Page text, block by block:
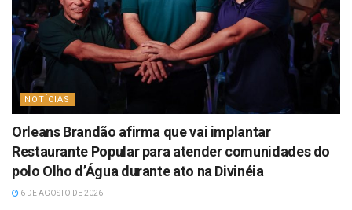
NOTÍCIAS
Orleans Brandão afirma que vai implantar
Restaurante Popular para atender comunidades do
polo Olho d’Água durante ato na Divinéia
6 DE AGOSTO DE 2026